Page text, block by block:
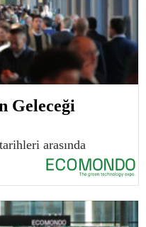
Geleceği
arasında